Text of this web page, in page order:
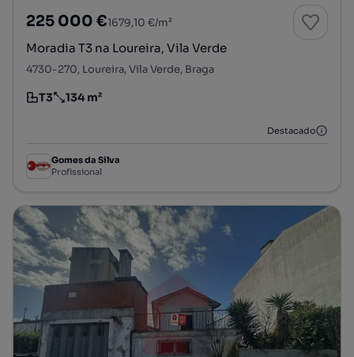
225 000 €1679,10 €/m²
Moradia T3 na Loureira, Vila Verde
4730-270, Loureira, Vila Verde, Braga
Tipologia
T3
Preço por metro quadrado
134 m²
Destacado
Gomes da Silva
Profissional